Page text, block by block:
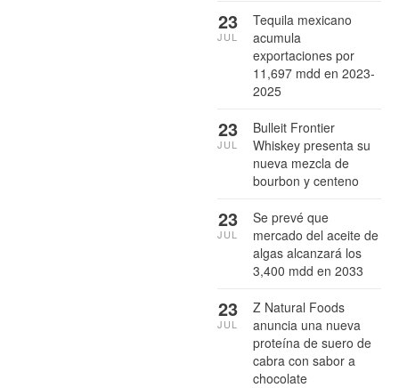
Tequila mexicano
acumula
exportaciones por
11,697 mdd en 2023-
2025
23
JUL
Bulleit Frontier
Whiskey presenta su
nueva mezcla de
bourbon y centeno
23
JUL
Se prevé que
mercado del aceite de
algas alcanzará los
3,400 mdd en 2033
23
JUL
Z Natural Foods
anuncia una nueva
proteína de suero de
cabra con sabor a
chocolate
23
JUL